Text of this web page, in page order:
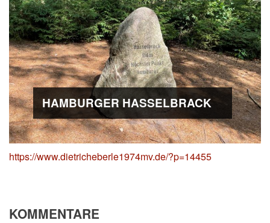
HAMBURGER HASSELBRACK
https://www.dietricheberle1974mv.de/?p=14455
KOMMENTARE